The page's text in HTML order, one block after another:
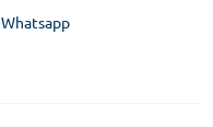
Whatsapp